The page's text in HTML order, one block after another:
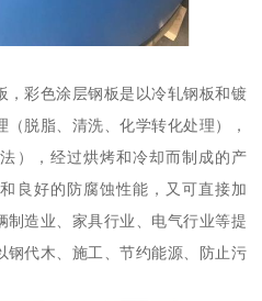
，彩色涂层钢板是以冷轧钢板和镀
脱脂、清洗、化学转化处理），
），经过烘烤和冷却而制成的产
良好的防腐蚀性能，又可直接加
制造业、家具行业、电气行业等提
钢代木、施工、节约能源、防止污